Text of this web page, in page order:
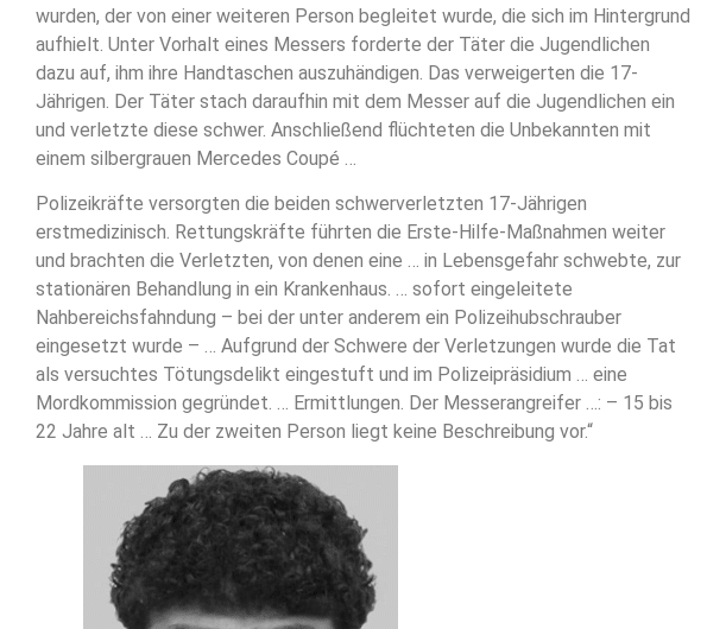
wurden, der von einer weiteren Person begleitet wurde, die sich im Hintergrund
aufhielt. Unter Vorhalt eines Messers forderte der Täter die Jugendlichen
dazu auf, ihm ihre Handtaschen auszuhändigen. Das verweigerten die 17-
Jährigen. Der Täter stach daraufhin mit dem Messer auf die Jugendlichen ein
und verletzte diese schwer. Anschließend flüchteten die Unbekannten mit
einem silbergrauen Mercedes Coupé …
Polizeikräfte versorgten die beiden schwerverletzten 17-Jährigen
erstmedizinisch. Rettungskräfte führten die Erste-Hilfe-Maßnahmen weiter
und brachten die Verletzten, von denen eine … in Lebensgefahr schwebte, zur
stationären Behandlung in ein Krankenhaus. … sofort eingeleitete
Nahbereichsfahndung – bei der unter anderem ein Polizeihubschrauber
eingesetzt wurde – … Aufgrund der Schwere der Verletzungen wurde die Tat
als versuchtes Tötungsdelikt eingestuft und im Polizeipräsidium … eine
Mordkommission gegründet. … Ermittlungen. Der Messerangreifer …: – 15 bis
22 Jahre alt … Zu der zweiten Person liegt keine Beschreibung vor.“